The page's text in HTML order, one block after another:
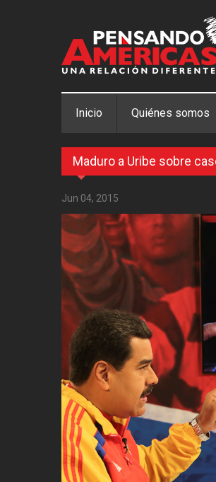
Inicio Quiénes somos
Maduro a Uribe sobre
Jun 04, 2015